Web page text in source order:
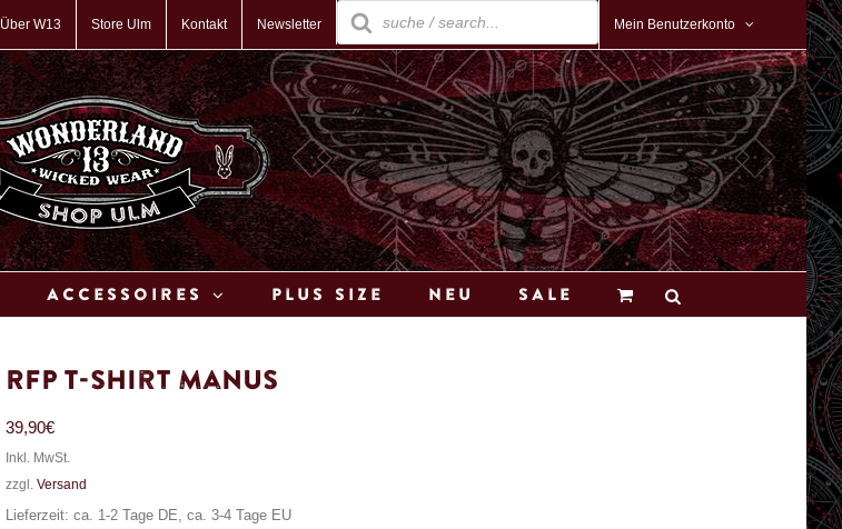
Über W13 Store Ulm Kontakt Newsletter
Products
search
Mein Benutzerkonto
Accessoires Plus Size Neu Sale
RFP T-Shirt Manus
39,90€
Inkl. MwSt.
zzgl. Versand
Lieferzeit: ca. 1-2 Tage DE, ca. 3-4 Tage EU